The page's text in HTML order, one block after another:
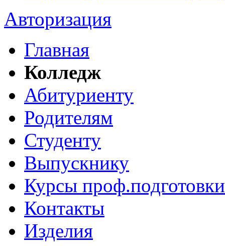
Авторизация
Главная
Колледж
Абитуриенту
Родителям
Студенту
Выпускнику
Курсы проф.подготовки
Контакты
Изделия